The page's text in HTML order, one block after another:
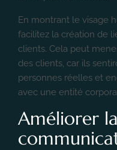
En montrant le visage
facilitez la création de
clients. Cela peut
des clients, car ils
personnes réelles et
avec une entité
Améliorer la